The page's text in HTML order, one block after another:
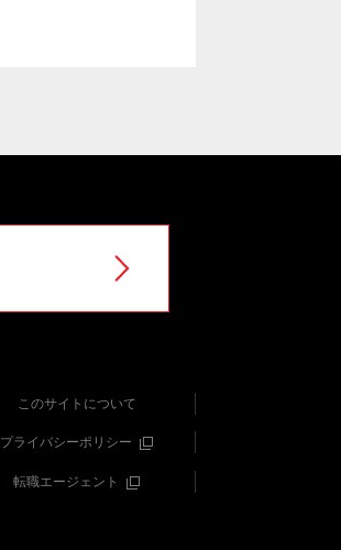
このサイトについて
プライバシーポリシー
転職エージェント